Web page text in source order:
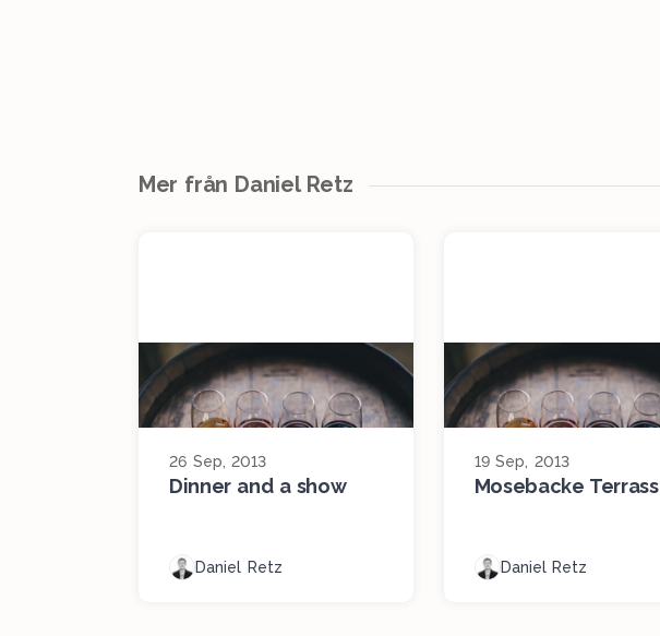
Mer från Daniel Retz
26 Sep, 2013
Dinner and a show
Daniel Retz
19 Sep, 2013
Mosebacke Terrass
Daniel Retz